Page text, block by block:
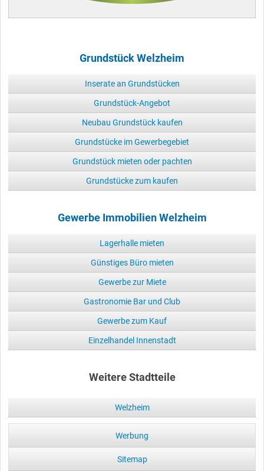
Grundstück Welzheim
Inserate an Grundstücken
Grundstück-Angebot
Neubau Grundstück kaufen
Grundstücke im Gewerbegebiet
Grundstück mieten oder pachten
Grundstücke zum kaufen
Gewerbe Immobilien Welzheim
Lagerhalle mieten
Günstiges Büro mieten
Gewerbe zur Miete
Gastronomie Bar und Club
Gewerbe zum Kauf
Einzelhandel Innenstadt
Weitere Stadtteile
Welzheim
Werbung
Sitemap